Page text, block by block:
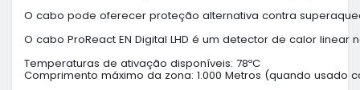
O cabo pode oferecer proteção alternativa contra
O cabo ProReact EN Digital LHD é um detector de calor linear
Temperaturas de ativação disponíveis: 78ºC
Comprimento máximo da zona: 1.000 Metros (quando usado